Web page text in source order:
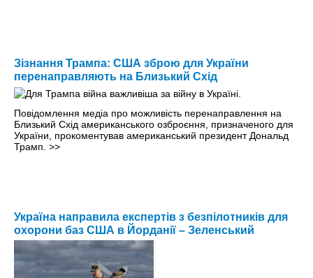
Зізнання Трампа: США зброю для України
перенаправляють на Близький Схід
Повідомлення медіа про можливість перенаправлення на
Близький Схід американського озброєння, призначеного для
України, прокоментував американський президент Дональд
Трамп. >>
Україна направила експертів з безпілотників для
охорони баз США в Йорданії – Зеленський